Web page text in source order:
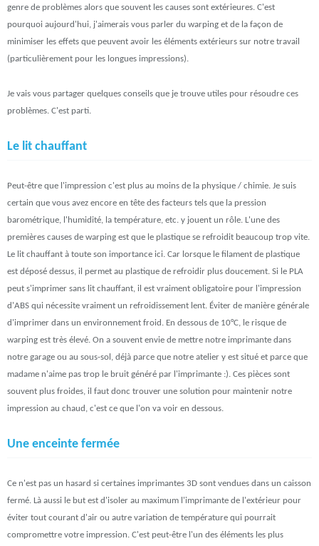
genre de problèmes alors que souvent les causes sont extérieures. C'est
pourquoi aujourd'hui, j'aimerais vous parler du warping et de la façon de
minimiser les effets que peuvent avoir les éléments extérieurs sur notre travail
(particulièrement pour les longues impressions).
Je vais vous partager quelques conseils que je trouve utiles pour résoudre ces
problèmes. C'est parti.
Le lit chauffant
Peut-être que l'impression c'est plus au moins de la physique / chimie. Je suis
certain que vous avez encore en tête des facteurs tels que la pression
barométrique, l'humidité, la température, etc. y jouent un rôle. L'une des
premières causes de warping est que le plastique se refroidit beaucoup trop vite.
Le lit chauffant à toute son importance ici. Car lorsque le filament de plastique
est déposé dessus, il permet au plastique de refroidir plus doucement. Si le PLA
peut s'imprimer sans lit chauffant, il est vraiment obligatoire pour l'impression
d'ABS qui nécessite vraiment un refroidissement lent. Éviter de manière générale
d'imprimer dans un environnement froid. En dessous de 10°C, le risque de
warping est très élevé. On a souvent envie de mettre notre imprimante dans
notre garage ou au sous-sol, déjà parce que notre atelier y est situé et parce que
madame n'aime pas trop le bruit généré par l'imprimante :). Ces pièces sont
souvent plus froides, il faut donc trouver une solution pour maintenir notre
impression au chaud, c'est ce que l'on va voir en dessous.
Une enceinte fermée
Ce n'est pas un hasard si certaines imprimantes 3D sont vendues dans un caisson
fermé. Là aussi le but est d'isoler au maximum l'imprimante de l'extérieur pour
éviter tout courant d'air ou autre variation de température qui pourrait
compromettre votre impression. C'est peut-être l'un des éléments les plus